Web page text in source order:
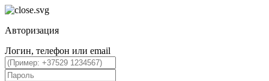
Авторизация
Логин, телефон или email